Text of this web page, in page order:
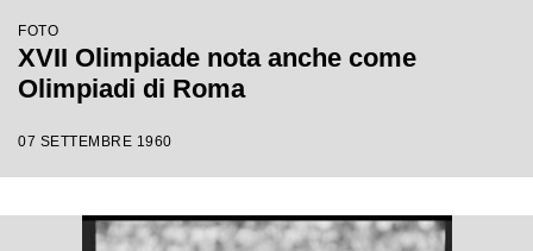
FOTO
XVII Olimpiade nota anche come
Olimpiadi di Roma
07 SETTEMBRE 1960